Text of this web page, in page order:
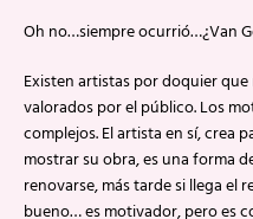
Oh no…siempre ocurrió…¿Van
Existen artistas por doquier
valorados por el público. Los
complejos. El artista en sí, crea
mostrar su obra, es una forma
renovarse, más tarde si llega el
bueno… es motivador, pero es